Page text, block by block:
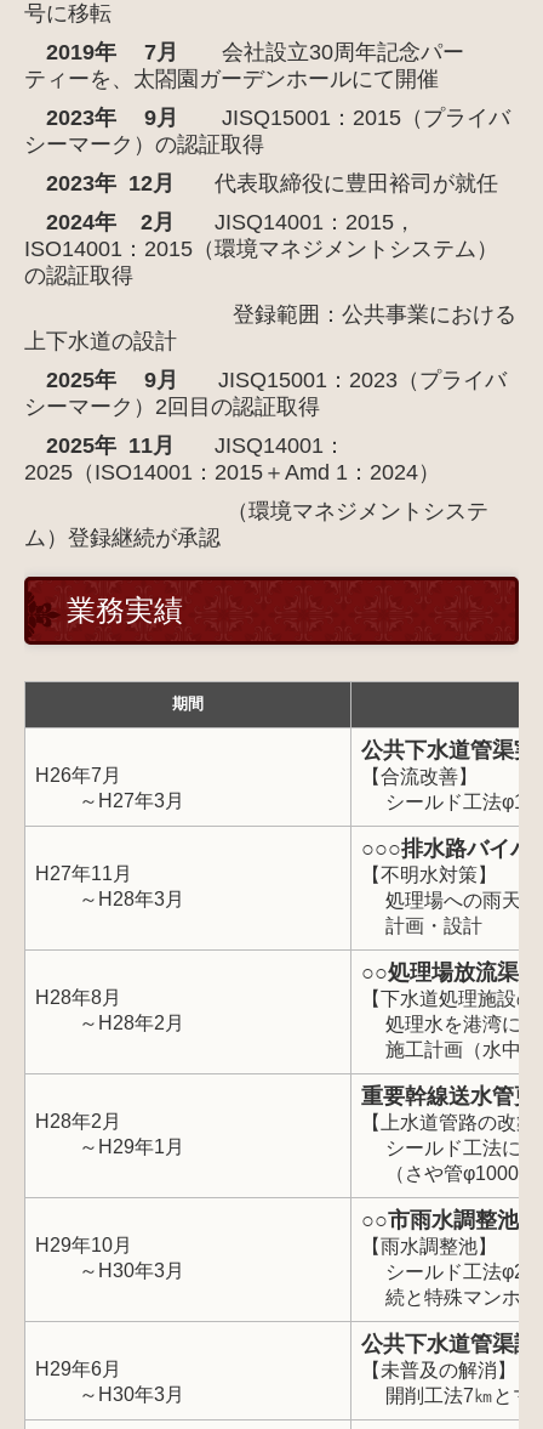
号に移転
2019年 7月
会社設立30周年記念パー
ティーを、太閤園ガーデンホールにて開催
2023年 9月
JISQ15001：2015（プライバ
シーマーク）の認証取得
2023年 12月
代表取締役に豊田裕司が就任
2024年 2月
JISQ14001：2015，
ISO14001：2015 （環境マネジメントシステム）
の認証取得
登録範囲：公共事業における
上下水道の設計
2025年 9月
JISQ15001：2023（プライバ
シーマーク）2回目の認証取得
2025年 11月
JISQ14001：
2025（ISO14001：2015＋Amd 1：2024）
（環境マネジメントシステ
ム）登録継続が承認
業務実績
期間
H26年7月
～H27年3月
公共下水道管渠
【合流改善】
シールド工法φ1
H27年11月
～H28年3月
○○○排水路バイパ
【不明水対策】
処理場への雨天時
計画・設計
H28年8月
～H28年2月
○○処理場放流渠
【下水道処理施設
処理水を港湾に放
施工計画（水中施
H28年2月
～H29年1月
重要幹線送水管
【上水道管路の改
シールド工法によ
（さや管φ1000㎜
H29年10月
～H30年3月
○○市雨水調整池
【雨水調整池】
シールド工法
続と特殊マンホー
H29年6月
～H30年3月
公共下水道管渠
【未普及の解消】
開削工法7㎞とマ